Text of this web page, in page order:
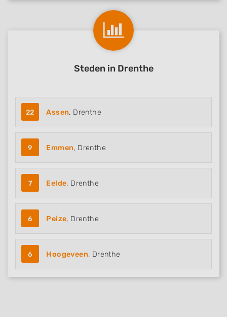
Steden in Drenthe
22 Assen, Drenthe
9 Emmen, Drenthe
7 Eelde, Drenthe
6 Peize, Drenthe
6 Hoogeveen, Drenthe